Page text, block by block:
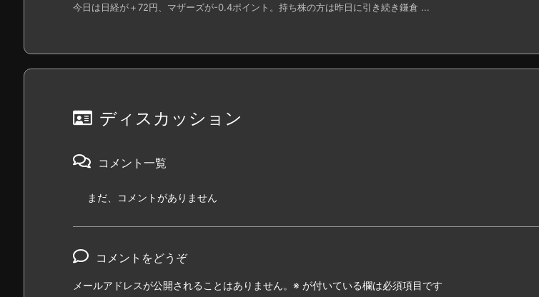
今日は日経が＋72円、マザーズが-0.4ポイント。持ち株の方は昨日に引き続き鎌倉 ...
ディスカッション
コメント一覧
まだ、コメントがありません
コメントをどうぞ
メールアドレスが公開されることはありません。 ※ が付いている欄は必須項目です